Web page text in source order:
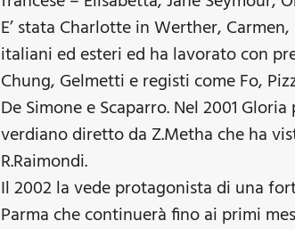
E’ stata Charlotte in Werther,
italiani ed esteri ed ha lavorato con
Chung, Gelmetti e registi come Fo,
De Simone e Scaparro. Nel 2001
verdiano diretto da Z.Metha che ha
R.Raimondi.
Il 2002 la vede protagonista di una
Parma che continuerà fino ai primi